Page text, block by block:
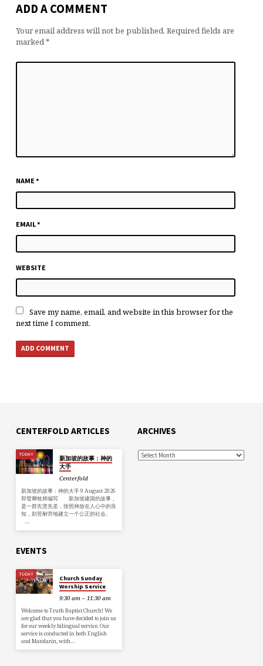
ADD A COMMENT
Your email address will not be published. Required fields are
marked*
NAME *
EMAIL*
WEBSITE
Save my name, email, and website in this browser for the
next time I comment.
CENTERFOLD ARTICLES
TODAY
新加坡的故事：神的
大手
Centerfold
新加坡的故事：神的大手 9 August 2026
郑璧卿牧师编写 新加坡建国的故事，
是一群先贤先圣，按照神放在人心中的良
知，刻苦耐劳地建立一个公正的社会。
…
ARCHIVES
EVENTS
TODAY
Church Sunday
Worship Service
9:30 am – 11:30 am
Welcome to Truth Baptist Church! We
are glad that you have decided to join us
for our weekly bilingual service. Our
service is conducted in both English
and Mandarin, with…